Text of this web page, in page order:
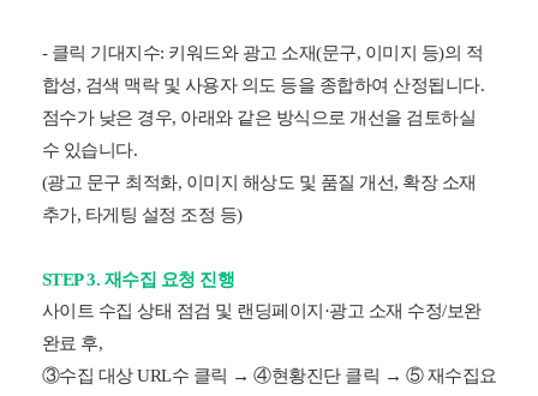
- 클릭 기대지수: 키워드와 광고 소재(문구, 이미지 등)의 적
합성, 검색 맥락 및 사용자 의도 등을 종합하여 산정됩니다.
점수가 낮은 경우, 아래와 같은 방식으로 개선을 검토하실
수 있습니다.
(광고 문구 최적화, 이미지 해상도 및 품질 개선, 확장 소재
추가, 타게팅 설정 조정 등)
STEP 3. 재수집 요청 진행
사이트 수집 상태 점검 및 랜딩페이지·광고 소재 수정/보완
완료 후,
③수집 대상 URL수 클릭 → ④현황진단 클릭 → ⑤ 재수집요